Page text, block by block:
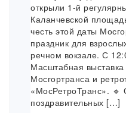
открыли 1-й
Каланчевской
честь этой даты
праздник для
речном вокзале. С
Масштабная
Мосгортранса и
«МосРетроТранс». 🔹
поздравительных […]